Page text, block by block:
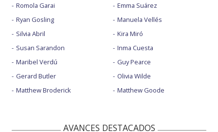
Romola Garai
Ryan Gosling
Silvia Abril
Susan Sarandon
Maribel Verdú
Gerard Butler
Matthew Broderick
Emma Suárez
Manuela Vellés
Kira Miró
Inma Cuesta
Guy Pearce
Olivia Wilde
Matthew Goode
AVANCES DESTACADOS